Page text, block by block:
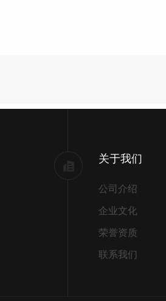
关于我们
公司介绍
企业文化
荣誉资质
联系我们